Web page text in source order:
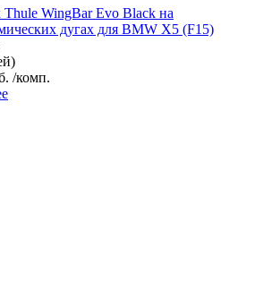
WingBar Evo Black на
дугах для BMW X5 (F15)
/комп.